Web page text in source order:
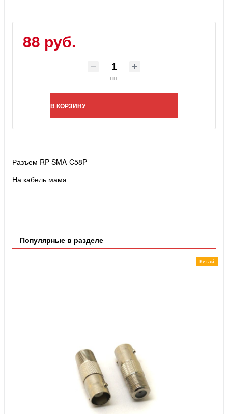
88 руб.
шт
В КОРЗИНУ
Разъем RP-SMA-C58P
На кабель мама
Популярные в разделе
Китай